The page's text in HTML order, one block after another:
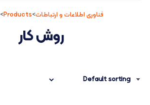
فناوری اطلاعات و ارتباطات>
Products
>
روش کار